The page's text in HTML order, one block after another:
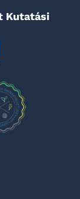
Kutatási